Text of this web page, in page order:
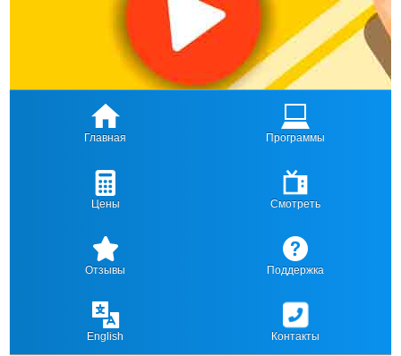
Главная Программы
Цены Смотреть
Отзывы Поддержка
English Контакты